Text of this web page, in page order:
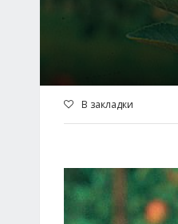
В закладки